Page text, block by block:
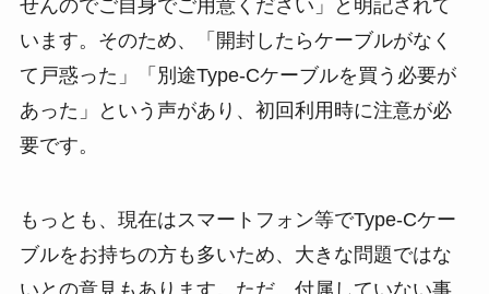
せんのでご自身でご用意ください」と明記されて
います。そのため、「開封したらケーブルがなく
て戸惑った」「別途Type-Cケーブルを買う必要が
あった」という声があり、初回利用時に注意が必
要です。
もっとも、現在はスマートフォン等でType-Cケー
ブルをお持ちの方も多いため、大きな問題ではな